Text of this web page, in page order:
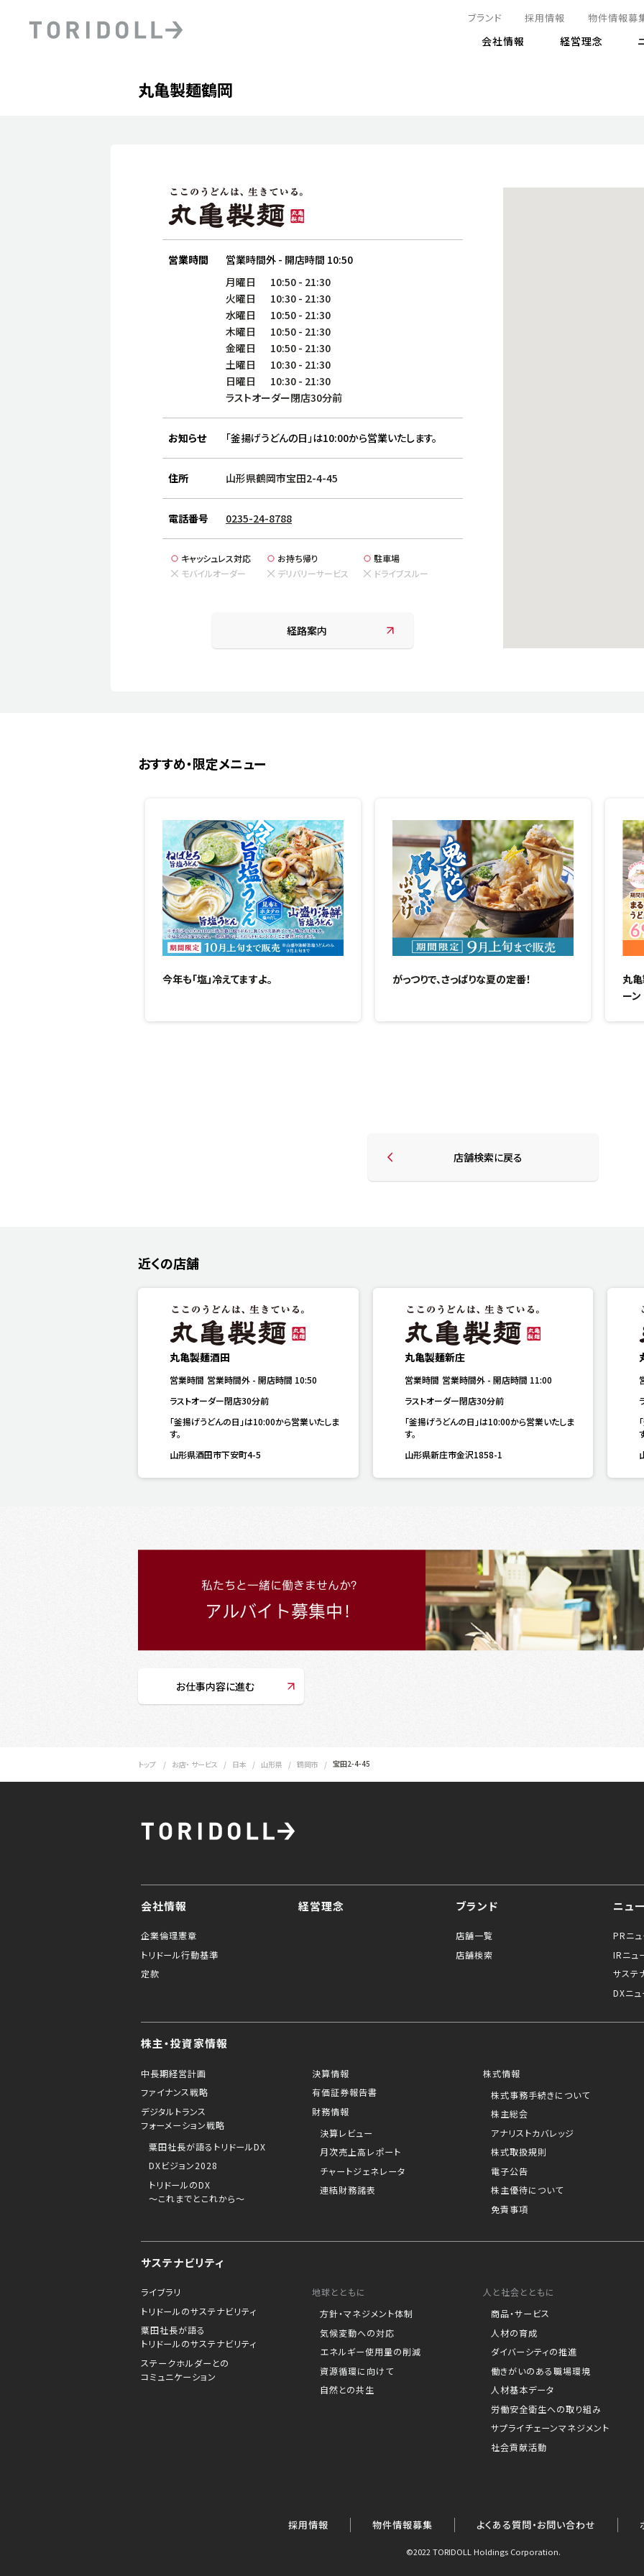
PRニュース
中長期経営計画
粟田社長が語るトリドールDX
DXビジョン2028
株式
ライブラリ
ステークホルダーとの
コミュニケーション
エネルギー使用量の削減
人と社会とともに
リス
ブランド 採用情報 物件情報募
会社情報 経営理念
丸亀製麺鶴岡
営業時間 営業時間外 - 開店時間 10:50
月曜日 10:50 - 21:30
火曜日
10:30 - 21:30
水曜日
10:50 - 21:30
木曜日
10:50 - 21:30
金曜日
10:50 - 21:30
土曜日
10:30 - 21:30
日曜日
10:30 - 21:30
ラストオーダー閉店30分前
お知らせ 「釜揚げうどんの日」は10:00から営業いたします。
住所 山形県鶴岡市宝田2-4-45
電話番号 0235-24-8788
キャッシュレス対応 お持ち帰り
駐車場
モバイルオーダー
デリバリーサービス ドライブスルー
経路案内
おすすめ・限定メニュー
今年も「塩」冷えてますよ。 がっつりで、さっぱりな夏の定番！
丸
ーン
店舗検索に戻る
近くの店舗
丸亀製麺酒田
営業時間 営業時間外 - 開店時間 10:50
ラストオーダー閉店30分前
「釜揚げうどんの日」は10:00から営業いたしま
す。
山形県酒田市下安町4-5
丸亀製麺新庄
営業時間 営業時間外- 開店時間 11:00
ラストオーダー閉店30分前
「釜揚げうどんの日」は10:00から営業いたしま
す。
山形県新庄市金沢1858-1
お仕事内容に進む
トップ お店・ サービス 日本 山形県 鶴岡市 宝田2-4-45
会社情報
企業倫理憲章
トリドール行動基準
定款
経営理念 ブランド
店舗一覧
店舗検索
ニュ
PRニ
IRニュ
サステ
DXニ
株主・投資家情報
中長期経営計画
ファイナンス戦略
デジタルトランス
フォーメーション戦略
粟田社長が語るトリドールDX
DXビジョン2028
トリドールのDX
～これまでとこれから～
決算情報
有価証券報告書
財務情報
決算レビュー
月次売上高レポート
チャートジェネレータ
連結財務諸表
株式情報
株式事務手続きについて
株主総会
アナリストカバレッジ
株式取扱規則
電子公告
株主優待について
免責事項
サステナビリティ
ライブラリ
トリドールのサステナビリティ
粟田社長が語る
トリドールのサステナビリティ
ステークホルダーとの
コミュニケーション
地球とともに
方針・マネジメント体制
気候変動への対応
エネルギー使用量の削減
資源循環に向けて
自然との共生
人と社会とともに
商品・サービス
人材の育成
ダイバーシティの推進
働きがいのある職場環境
人材基本データ
労働安全衛生への取り組み
サプライチェーンマネジメント
社会貢献活動
採用情報 物件情報募集 よくある質問・お問い合わせ
©2022 TORIDOLL Holdings Corporation.